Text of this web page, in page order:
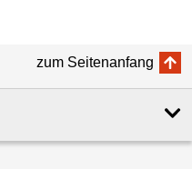
zum Seitenanfang